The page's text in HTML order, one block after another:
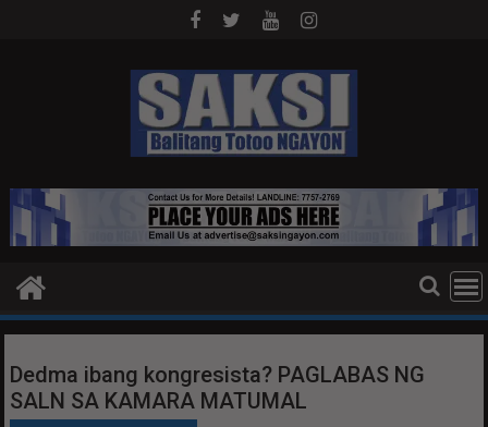
Dedma ibang kongresista? PAGLABAS NG
SALN SA KAMARA MATUMAL